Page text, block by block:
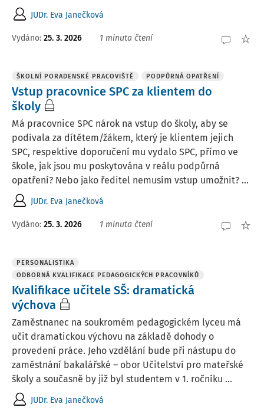
JUDr. Eva Janečková
Vydáno: 25. 3. 2026 1 minuta čtení
ŠKOLNÍ PORADENSKÉ PRACOVIŠTĚ PODPŮRNÁ OPATŘENÍ
Vstup pracovnice SPC za klientem do
školy
Má pracovnice SPC nárok na vstup do školy, aby se
podívala za dítětem/žákem, který je klientem jejich
SPC, respektive doporučení mu vydalo SPC, přímo ve
škole, jak jsou mu poskytována v reálu podpůrná
opatření? Nebo jako ředitel nemusím vstup umožnit? ...
JUDr. Eva Janečková
Vydáno: 25. 3. 2026 1 minuta čtení
PERSONALISTIKA
ODBORNÁ KVALIFIKACE PEDAGOGICKÝCH PRACOVNÍKŮ
Kvalifikace učitele SŠ: dramatická
výchova
Zaměstnanec na soukromém pedagogickém lyceu má
učit dramatickou výchovu na základě dohody o
provedení práce. Jeho vzdělání bude při nástupu do
zaměstnání bakalářské – obor Učitelství pro mateřské
školy a současně by již byl studentem v 1. ročníku ...
JUDr. Eva Janečková